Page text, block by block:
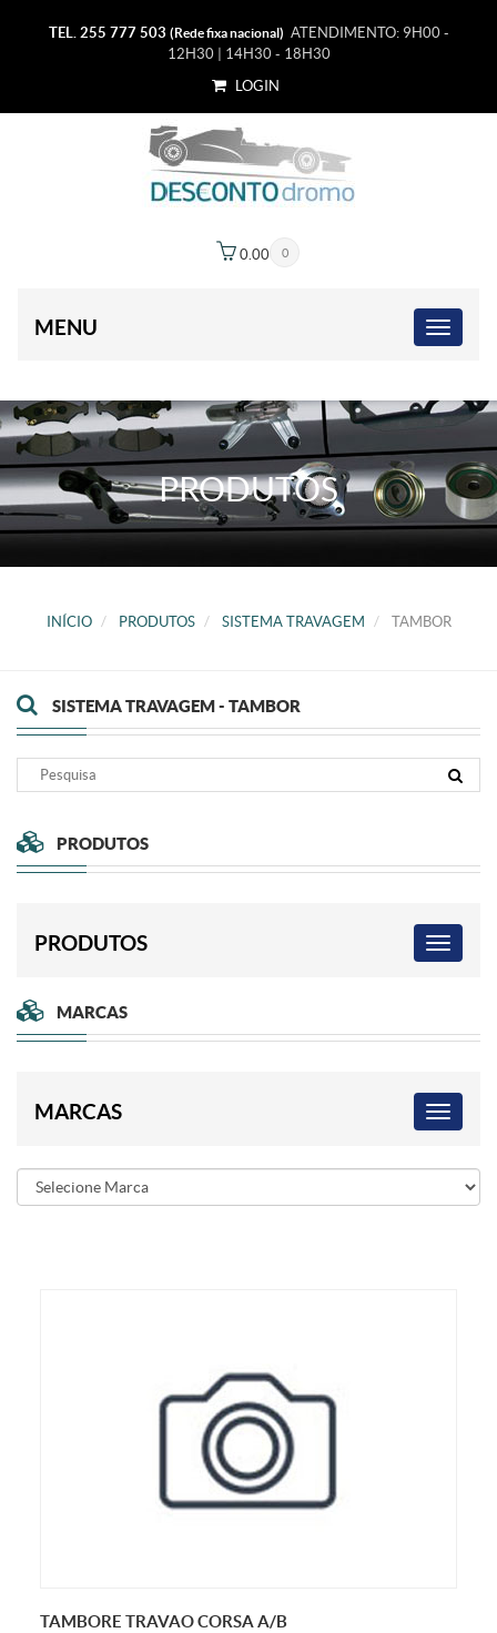
TEL. 255 777 503 (Rede fixa nacional) ATENDIMENTO: 9H00 -
12H30 | 14H30 - 18H30
LOGIN
0
0.00
MENU
PRODUTOS
INÍCIO PRODUTOS SISTEMA TRAVAGEM TAMBOR
SISTEMA TRAVAGEM - TAMBOR
PRODUTOS
PRODUTOS
MARCAS
MARCAS
TAMBORE TRAVAO CORSA A/B